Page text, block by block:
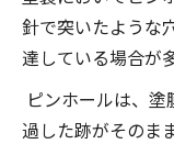
針で突いたような
達している場合が
ピンホールは、
過した跡がそのま